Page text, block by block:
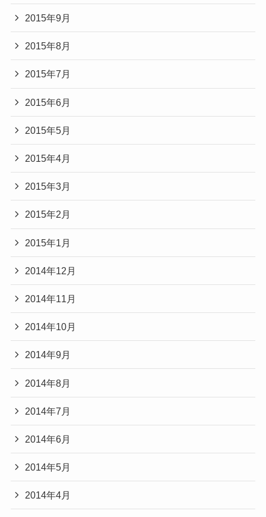
2015年9月
2015年8月
2015年7月
2015年6月
2015年5月
2015年4月
2015年3月
2015年2月
2015年1月
2014年12月
2014年11月
2014年10月
2014年9月
2014年8月
2014年7月
2014年6月
2014年5月
2014年4月